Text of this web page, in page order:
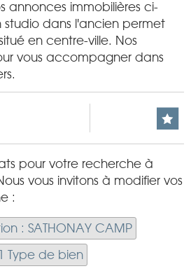
annonces immobilières ci-
studio dans l'ancien permet
en centre-ville. Nos
vous accompagner dans
pour votre recherche à
vous invitons à modifier vos
:
: SATHONAY CAMP
1 Type de bien